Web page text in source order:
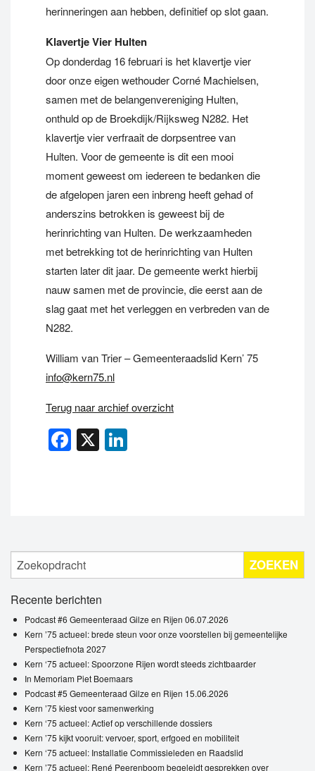
herinneringen aan hebben, definitief op slot gaan.
Klavertje Vier Hulten
Op donderdag 16 februari is het klavertje vier
door onze eigen wethouder Corné Machielsen,
samen met de belangenvereniging Hulten,
onthuld op de Broekdijk/Rijksweg N282. Het
klavertje vier verfraait de dorpsentree van
Hulten. Voor de gemeente is dit een mooi
moment geweest om iedereen te bedanken die
de afgelopen jaren een inbreng heeft gehad of
anderszins betrokken is geweest bij de
herinrichting van Hulten. De werkzaamheden
met betrekking tot de herinrichting van Hulten
starten later dit jaar. De gemeente werkt hierbij
nauw samen met de provincie, die eerst aan de
slag gaat met het verleggen en verbreden van de
N282.
William van Trier – Gemeenteraadslid Kern’ 75
info@kern75.nl
Terug naar archief overzicht
Facebook
X
ZOEKEN
Recente berichten
Podcast #6 Gemeenteraad Gilze en Rijen 06.07.2026
Kern ’75 actueel: brede steun voor onze voorstellen bij gemeentelijke
Perspectiefnota 2027
Kern ‘75 actueel: Spoorzone Rijen wordt steeds zichtbaarder
In Memoriam Piet Boemaars
Podcast #5 Gemeenteraad Gilze en Rijen 15.06.2026
Kern ’75 kiest voor samenwerking
Kern ‘75 actueel: Actief op verschillende dossiers
Kern ’75 kijkt vooruit: vervoer, sport, erfgoed en mobiliteit
Kern ‘75 actueel: Installatie Commissieleden en Raadslid
Kern ’75 actueel: René Peerenboom begeleidt gesprekken over